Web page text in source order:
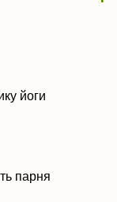
йоги
парня